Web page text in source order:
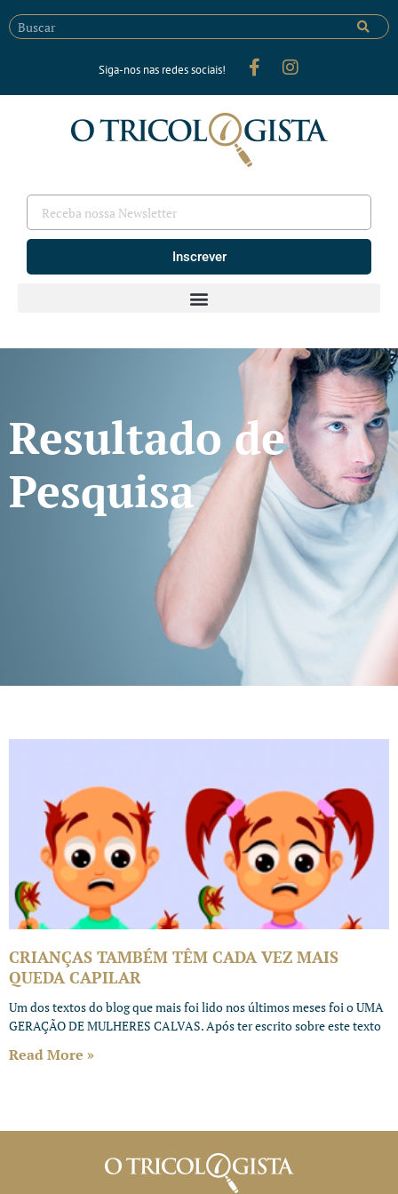
Siga-nos nas redes sociais!
Inscrever
Resultado de
Pesquisa
CRIANÇAS TAMBÉM TÊM CADA VEZ MAIS
QUEDA CAPILAR
Um dos textos do blog que mais foi lido nos últimos meses foi o UMA
GERAÇÃO DE MULHERES CALVAS. Após ter escrito sobre este texto
Read More »